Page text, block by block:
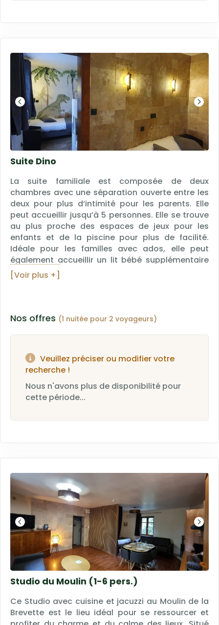
Suite Dino
La suite familiale est composée de deux
chambres avec une séparation ouverte entre les
deux pour plus d’intimité pour les parents. Elle
peut accueillir jusqu’à 5 personnes. Elle se trouve
au plus proche des espaces de jeux pour les
enfants et de la piscine pour plus de facilité.
Idéale pour les familles avec ados, elle peut
également accueillir un lit bébé supplémentaire
(10€ sur réservation) pour votre enfant de 0 à 2
ans. Elle est composée de : - 1 chambre avec 1 lit
cm) - 1 Salle de bain avec douche et WC - 1 petit
mural - 2 Télévisions - Accès wifi gratuit. -
correspond à la catégorie de "suite familiale", la
décoration est différente dans chaque chambre.
[Voir plus +]
Nos offres (1 nuitée pour 2 voyageurs)
Veuillez préciser ou modifier votre
recherche !
Nous n'avons plus de disponibilité pour
cette période...
Studio du Moulin (1-6 pers.)
Ce Studio avec cuisine et jacuzzi au Moulin de la
Brevette est le lieu idéal pour se ressourcer et